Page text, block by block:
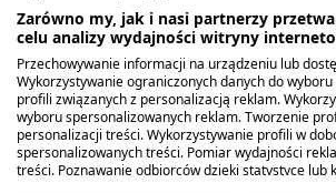
3Przedmioty
Zarówno my, jak i nasi partnerzy
celu analizy wydajności witryny
Przechowywanie informacji na urządzeniu lub
Wykorzystywanie ograniczonych danych do
profili związanych z personalizacją reklam.
wyboru spersonalizowanych reklam. Tworzenie
personalizacji treści. Wykorzystywanie profili w
spersonalizowanych treści. Pomiar wydajności
treści. Poznawanie odbiorców dzięki statystyce lub